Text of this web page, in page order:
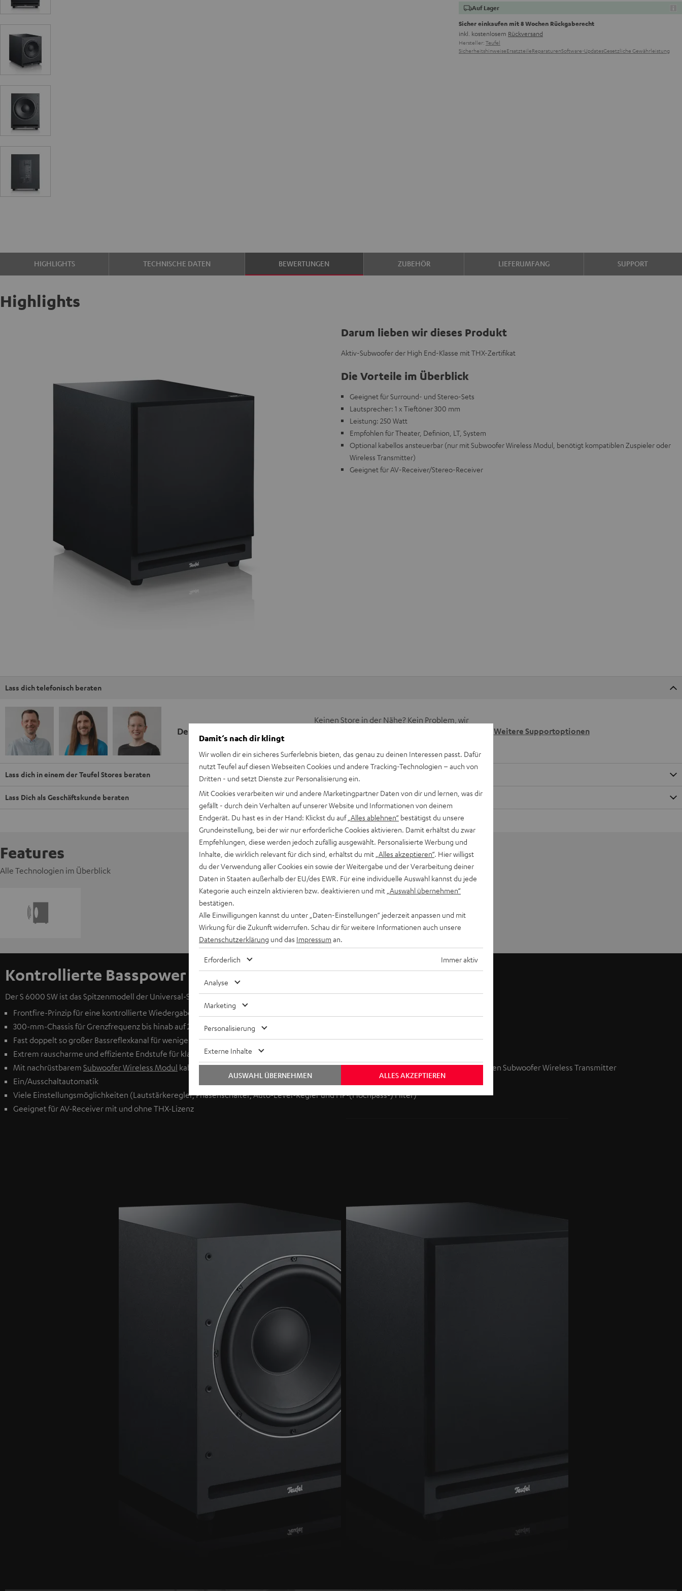
Auf Lager
Sicher einkaufen mit 8 Wochen Rückgaberecht
inkl. kostenlosem Rückversand
Hersteller: Teufel
SicherheitshinweiseErsatzteileReparaturenSoftware-UpdatesGesetzliche Gewährleistung
HIGHLIGHTS TECHNISCHE DATEN BEWERTUNGEN ZUBEHÖR LIEFERUMFANG SUPPORT
Highlights
Darum lieben wir dieses Produkt
Aktiv-Subwoofer der High End-Klasse mit THX-Zertifikat
Die Vorteile im Überblick
Geeignet für Surround- und Stereo-Sets
Lautsprecher: 1 x Tieftöner 300 mm
Leistung: 250 Watt
Empfohlen für Theater, Definion, LT, System
Optional kabellos ansteuerbar (nur mit Subwoofer Wireless Modul, benötigt kompatiblen Zuspieler oder
Wireless Transmitter)
Geeignet für AV-Receiver/Stereo-Receiver
Lass dich telefonisch beraten
Deine Kaufberatung
Keinen Store in der Nähe? Kein Problem, wir
Weitere Supportoptionen
Lass dich in einem der Teufel Stores beraten
Lass Dich als Geschäftskunde beraten
Features
Alle Technologien im Überblick
Kontrollierte Basspower
Der S 6000 SW ist das Spitzenmodell der Universal-Subwoofer von Teufel: entwickelt in Berlin. Die Highlights sind:
Frontfire-Prinzip für eine kontrollierte Wiedergabe
300-mm-Chassis für Grenzfrequenz bis hinab auf 25 Hz
Fast doppelt so großer Bassreflexkanal für weniger Verzerrungen im Grenzbereich
Extrem rauscharme und effiziente Endstufe für klarere Pegel und weniger Stromverbrauch
Mit nachrüstbarem Subwoofer Wireless Modul kabellos ansteuerbar durch kompatible Geräte (z.B. ULTIMA 40 Aktiv) oder über optionalen Subwoofer Wireless Transmitter
Ein/Ausschaltautomatik
Viele Einstellungsmöglichkeiten (Lautstärkeregler, Phasenschalter, Auto-Level-Regler und HP-(Hochpass-) Filter)
Geeignet für AV-Receiver mit und ohne THX-Lizenz
Damit‘s nach dir klingt
Wir wollen dir ein sicheres Surferlebnis bieten, das genau zu deinen Interessen passt. Dafür
nutzt Teufel auf diesen Webseiten Cookies und andere Tracking-Technologien – auch von
Dritten - und setzt Dienste zur Personalisierung ein.
Mit Cookies verarbeiten wir und andere Marketingpartner Daten von dir und lernen, was dir
gefällt - durch dein Verhalten auf unserer Website und Informationen von deinem
Endgerät. Du hast es in der Hand: Klickst du auf „Alles ablehnen“ bestätigst du unsere
Grundeinstellung, bei der wir nur erforderliche Cookies aktivieren. Damit erhältst du zwar
Empfehlungen, diese werden jedoch zufällig ausgewählt. Personalisierte Werbung und
Inhalte, die wirklich relevant für dich sind, erhältst du mit „Alles akzeptieren“. Hier willigst
du der Verwendung aller Cookies ein sowie der Weitergabe und der Verarbeitung deiner
Daten in Staaten außerhalb der EU/des EWR. Für eine individuelle Auswahl kannst du jede
Kategorie auch einzeln aktivieren bzw. deaktivieren und mit „Auswahl übernehmen“
bestätigen.
Alle Einwilligungen kannst du unter „Daten-Einstellungen“ jederzeit anpassen und mit
Wirkung für die Zukunft widerrufen. Schau dir für weitere Informationen auch unsere
Datenschutzerklärung und das Impressum an.
Erforderlich Immer aktiv
Analyse
Marketing
Personalisierung
Externe Inhalte
ALLES AKZEPTIEREN
AUSWAHL ÜBERNEHMEN